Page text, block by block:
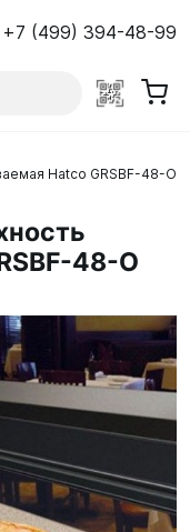
+7 (499) 394-48-99
Hatco GRSBF-48-O
48-O